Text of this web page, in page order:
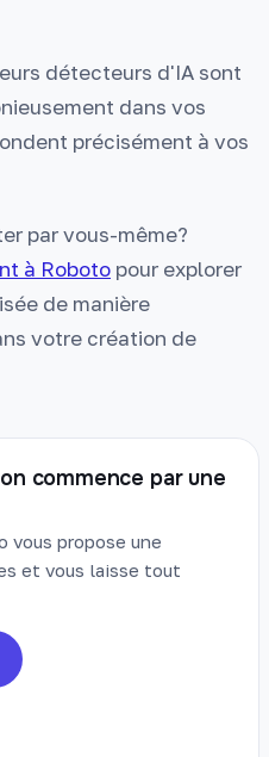
détecteurs d'IA sont
dans vos
précisément à vos
par vous-même?
à Roboto pour explorer
de manière
votre création de
commence par une
vous propose une
et vous laisse tout